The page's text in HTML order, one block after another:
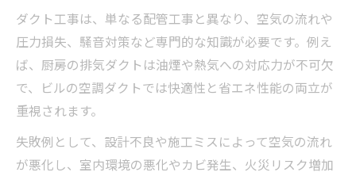
発注前に確認すべきダクト工事の資格一覧
ダクト工事依頼時の社内手続きの流れ
改修と新設、どちらを選ぶべきか判断軸
ダクト工事発注時のトラブル回避ポイント
ダクト工事は、単なる配管工事と異なり、空気の流れや
圧力損失、騒音対策など専門的な知識が必要です。例え
ば、厨房の排気ダクトは油煙や熱気への対応力が不可欠
で、ビルの空調ダクトでは快適性と省エネ性能の両立が
重視されます。
失敗例として、設計不良や施工ミスによって空気の流れ
が悪化し、室内環境の悪化やカビ発生、火災リスク増加